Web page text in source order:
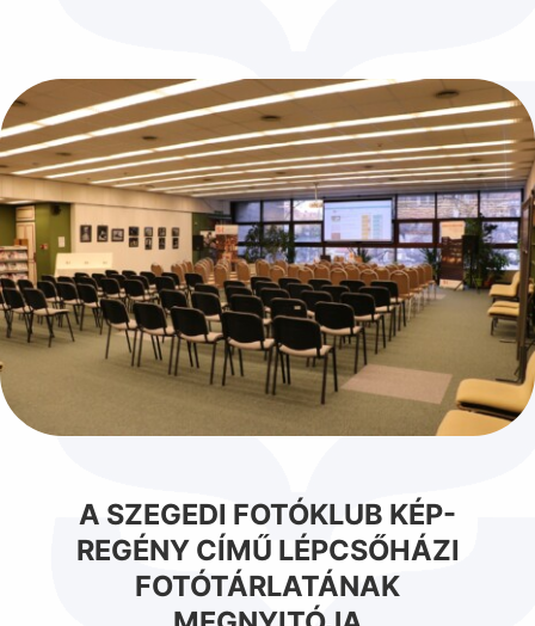
A SZEGEDI FOTÓKLUB KÉP-
REGÉNY CÍMŰ LÉPCSŐHÁZI
FOTÓTÁRLATÁNAK